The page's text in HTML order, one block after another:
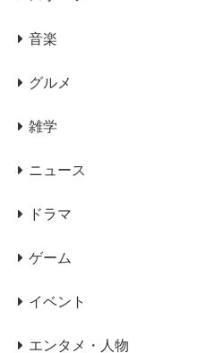
音楽
グルメ
雑学
ニュース
ドラマ
ゲーム
イベント
エンタメ・人物